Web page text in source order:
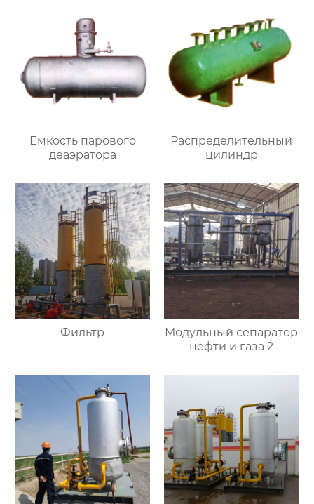
Емкость парового
деаэратора
Распределительный
цилиндр
Фильтр
Модульный сепаратор
нефти и газа 2